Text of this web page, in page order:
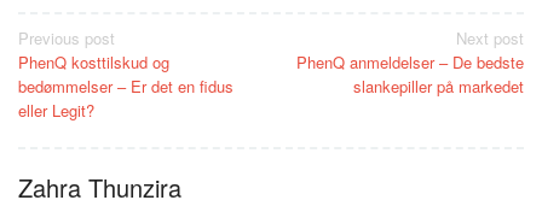
Post
navigation
Previous post
PhenQ kosttilskud og
bedømmelser – Er det en fidus
eller Legit?
Next post
PhenQ anmeldelser – De bedste
slankepiller på markedet
Zahra Thunzira